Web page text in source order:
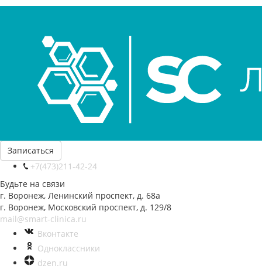
Записаться
+7(473)211-42-24
Будьте на связи
г. Воронеж, Ленинский проспект, д. 68а
г. Воронеж, Московский проспект, д. 129/8
mail@smart-clinica.ru
Вконтакте
Одноклассники
dzen.ru